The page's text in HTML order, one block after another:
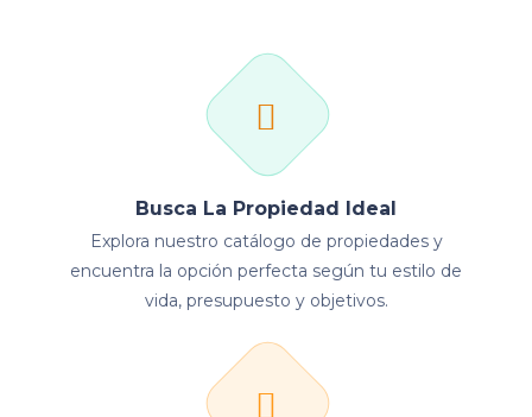
Busca La Propiedad Ideal
Explora nuestro catálogo de propiedades y
encuentra la opción perfecta según tu estilo de
vida, presupuesto y objetivos.